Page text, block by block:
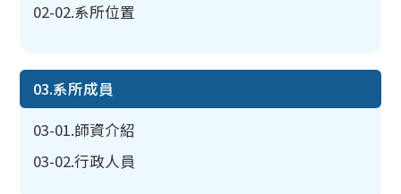
02-02.系所位置
03.系所成員
03-01.師資介紹
03-02.行政人員